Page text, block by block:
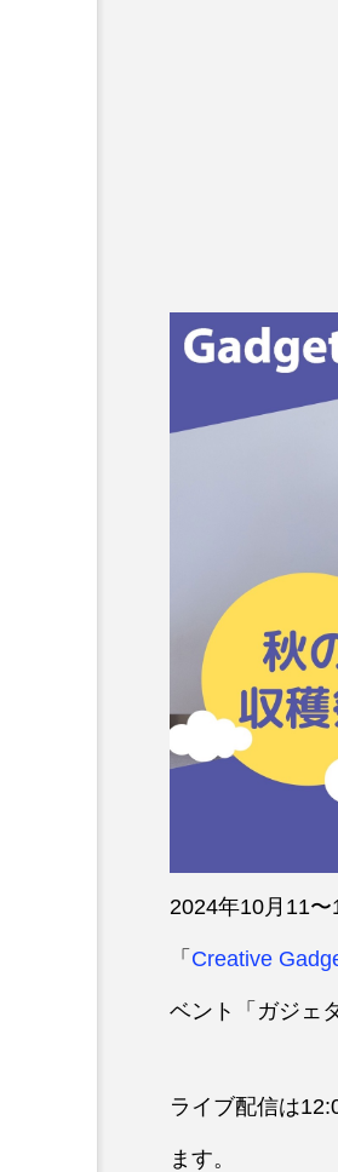
2024年10月11
「 Creative
ベント「ガジェ
ライブ配信は
ます。